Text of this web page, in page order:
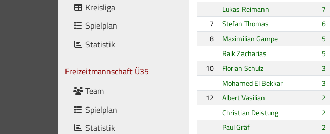
Kreisliga
Spielplan
Statistik
Freizeitmannschaft Ü35
Team
Spielplan
Statistik
Lukas Reimann
7
7
Stefan Thomas
6
8
Maximilian Gampe
5
Raik Zacharias
5
10
Florian Schulz
3
Mohamed El Bekkar
3
12
Albert Vasilian
2
Christian Deistung
2
Paul Gräf
2